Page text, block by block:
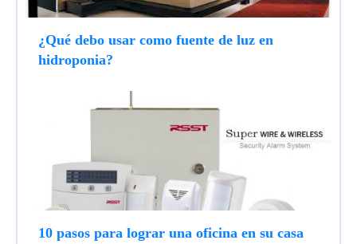
¿Qué debo usar como fuente de luz en
hidroponia?
10 pasos para lograr una oficina en su casa